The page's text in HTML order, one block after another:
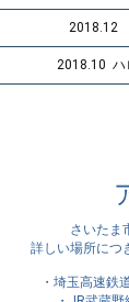
2018.12
2018.10 ハ
さいたま
詳しい場所につ
・埼玉高速